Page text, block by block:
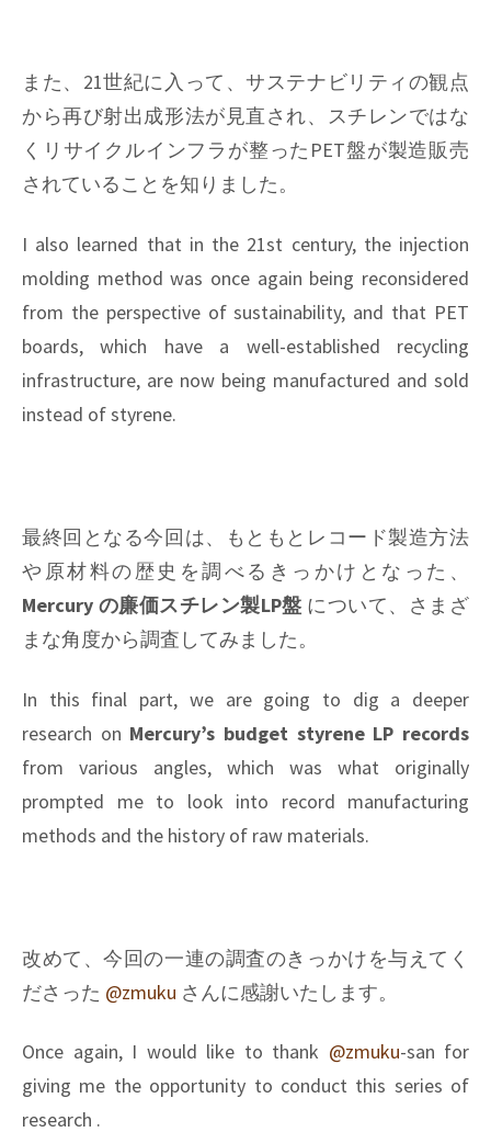
また、21世紀に入って、サステナビリティの観点
から再び射出成形法が見直され、スチレンではな
くリサイクルインフラが整ったPET盤が製造販売
されていることを知りました。
I also learned that in the 21st century, the injection
molding method was once again being reconsidered
from the perspective of sustainability, and that PET
boards, which have a well-established recycling
infrastructure, are now being manufactured and sold
instead of styrene.
最終回となる今回は、もともとレコード製造方法
や原材料の歴史を調べるきっかけとなった、
Mercury の廉価スチレン製LP盤 について、さまざ
まな角度から調査してみました。
In this final part, we are going to dig a deeper
research on Mercury’s budget styrene LP records
from various angles, which was what originally
prompted me to look into record manufacturing
methods and the history of raw materials.
改めて、今回の一連の調査のきっかけを与えてく
ださった @zmuku さんに感謝いたします。
Once again, I would like to thank @zmuku-san for
giving me the opportunity to conduct this series of
research .